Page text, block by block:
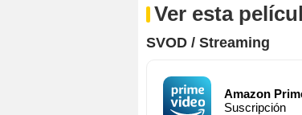
Ver esta
SVOD / Streaming
Amazon
Suscripción